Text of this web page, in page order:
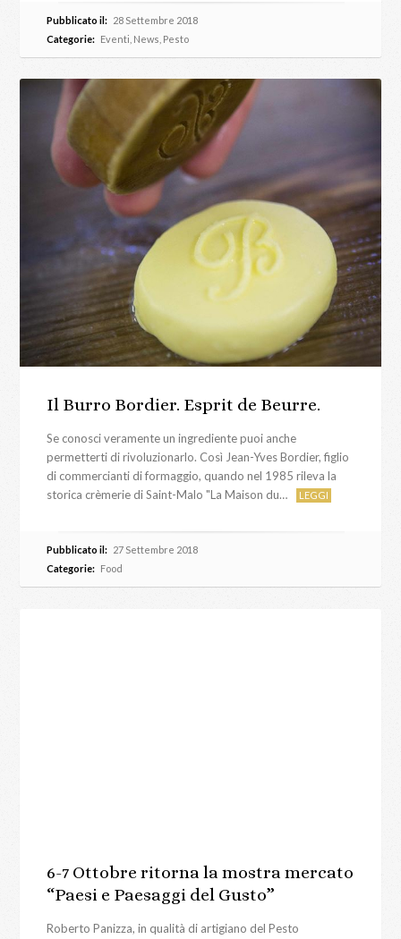
Pubblicato il: 28 Settembre 2018
Categorie: Eventi News Pesto
Il Burro Bordier. Esprit de Beurre.
Se conosci veramente un ingrediente puoi anche
permetterti di rivoluzionarlo. Così Jean-Yves Bordier, figlio
di commercianti di formaggio, quando nel 1985 rileva la
storica crèmerie di Saint-Malo "La Maison du…
LEGGI
Pubblicato il: 27 Settembre 2018
Categorie: Food
6-7 Ottobre ritorna la mostra mercato
“Paesi e Paesaggi del Gusto”
Roberto Panizza, in qualità di artigiano del Pesto